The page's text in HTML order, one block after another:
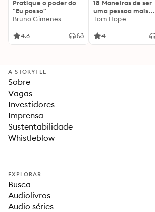
Pratique o poder do
"Eu posso"
Bruno Gimenes
4.6
18 Maneiras de ser
uma pessoa mais
interessante
Tom Hope
4
A STORYTEL
Sobre
Vagas
Investidores
Imprensa
Sustentabilidade
Whistleblow
EXPLORAR
Busca
Audiolivros
Audio séries